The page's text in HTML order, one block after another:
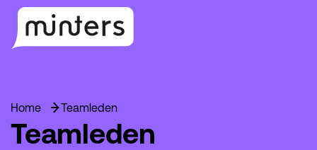
Teamleden
Home Teamleden